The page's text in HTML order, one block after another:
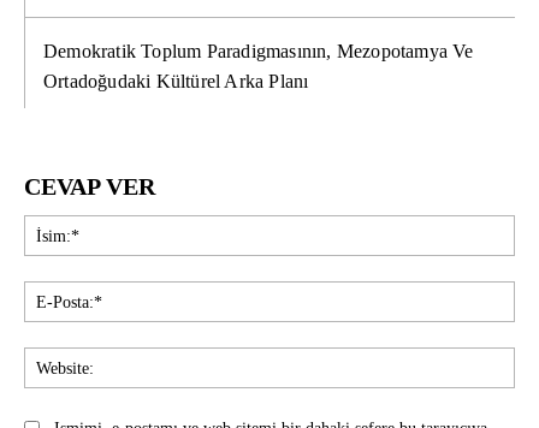
Demokratik Toplum Paradigmasının, Mezopotamya Ve
Ortadoğudaki Kültürel Arka Planı
CEVAP VER